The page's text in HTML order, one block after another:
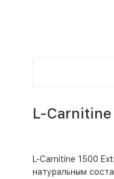
L-
L-Carnitine 1500
натуральным